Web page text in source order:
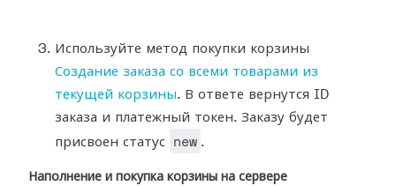
Используйте метод покупки корзины
Создание заказа со всеми товарами из
текущей корзины. В ответе вернутся ID
заказа и платежный токен. Заказу будет
присвоен статус
new .
Наполнение и покупка корзины на сервере